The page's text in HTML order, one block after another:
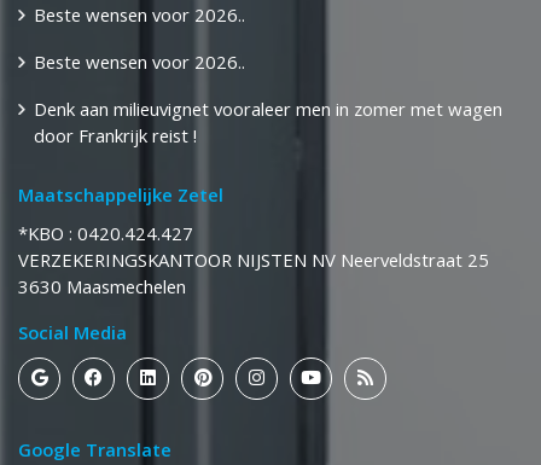
Beste wensen voor 2026..
Beste wensen voor 2026..
Denk aan milieuvignet vooraleer men in zomer met wagen
door Frankrijk reist !
Maatschappelijke Zetel
*KBO : 0420.424.427
​​​​​​​VERZEKERINGSKANTOOR NIJSTEN NV Neerveldstraat 25
​​​​​​​3630 Maasmechelen
Social Media
Google Translate